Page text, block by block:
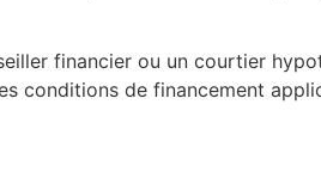
financier ou un courtier
conditions de financement